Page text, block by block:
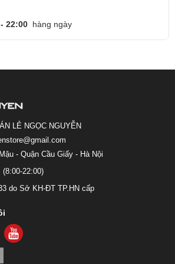
suất làm việc cho bạn.
trong năm 2024, thật không quá khó để
thực của mẫu laptop này ở thời điểm
22:00 hàng ngày
LẺ NGỌC NGUYỄN
- Quận Cầu Giấy - Hà Nội
(8:00-22:00)
do Sở KH-ĐT TP.HN cấp